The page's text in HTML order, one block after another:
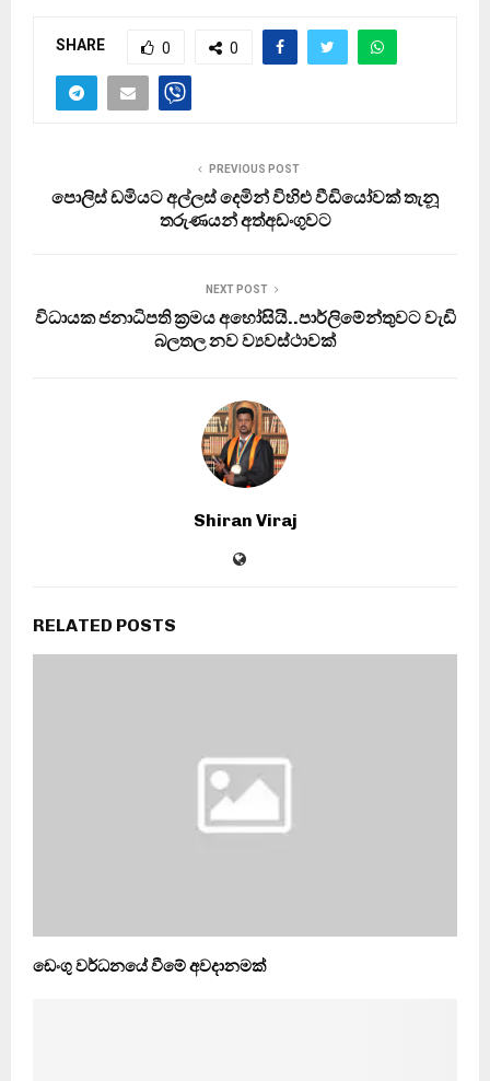
SHARE 0 0
PREVIOUS POST
පොලිස් ඩමියට අල්ලස් දෙමින් විහිළු වීඩියෝවක් තැනූ
තරුණයන් අත්අඩංගුවට
NEXT POST
විධායක ජනාධිපති ක්‍රමය අහෝසියි..පාර්ලිමේන්තුවට වැඩි
බලතල නව ව්‍යවස්ථාවක්
Shiran Viraj
RELATED POSTS
ඩෙංගු වර්ධනයේ වීමේ අවදානමක්